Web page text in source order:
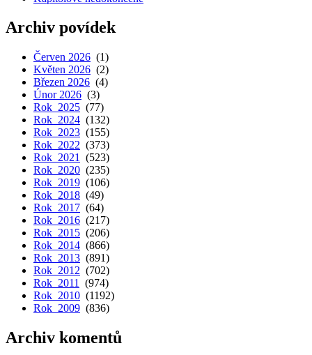
Archiv povídek
Červen 2026 (1)
Květen 2026 (2)
Březen 2026 (4)
Únor 2026 (3)
Rok 2025 (77)
Rok 2024 (132)
Rok 2023 (155)
Rok 2022 (373)
Rok 2021
(523)
Rok 2020 (235)
Rok 2019 (106)
Rok 2018 (49)
Rok 2017 (64)
Rok 2016 (217)
Rok 2015 (206)
Rok 2014 (866)
Rok 2013 (891)
Rok 2012 (702)
Rok 2011
(974)
Rok 2010 (1192)
Rok 2009 (836)
Archiv komentů